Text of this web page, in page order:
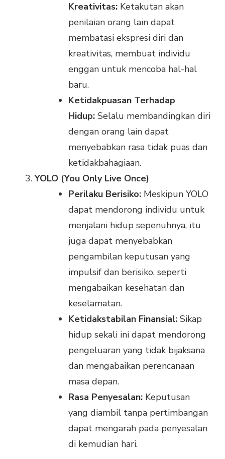
Kreativitas: Ketakutan akan
penilaian orang lain dapat
membatasi ekspresi diri dan
kreativitas, membuat individu
enggan untuk mencoba hal-hal
baru.
Ketidakpuasan Terhadap
Hidup: Selalu membandingkan diri
dengan orang lain dapat
menyebabkan rasa tidak puas dan
ketidakbahagiaan.
YOLO (You Only Live Once)
Perilaku Berisiko: Meskipun YOLO
dapat mendorong individu untuk
menjalani hidup sepenuhnya, itu
juga dapat menyebabkan
pengambilan keputusan yang
impulsif dan berisiko, seperti
mengabaikan kesehatan dan
keselamatan.
Ketidakstabilan Finansial: Sikap
hidup sekali ini dapat mendorong
pengeluaran yang tidak bijaksana
dan mengabaikan perencanaan
masa depan.
Rasa Penyesalan: Keputusan
yang diambil tanpa pertimbangan
dapat mengarah pada penyesalan
di kemudian hari.